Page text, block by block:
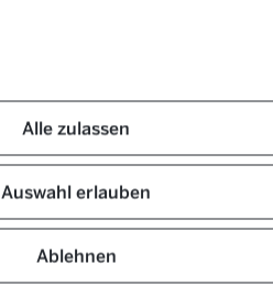
Alle zulassen
Auswahl erlauben
Ablehnen